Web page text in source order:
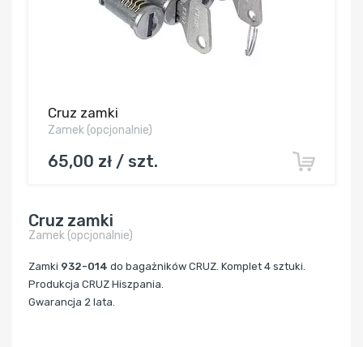
Cruz zamki
Zamek (opcjonalnie)
65,00 zł / szt.
Cruz zamki
Zamek (opcjonalnie)
Zamki 932-014 do bagażników CRUZ. Komplet 4 sztuki.
Produkcja CRUZ Hiszpania.
Gwarancja 2 lata.